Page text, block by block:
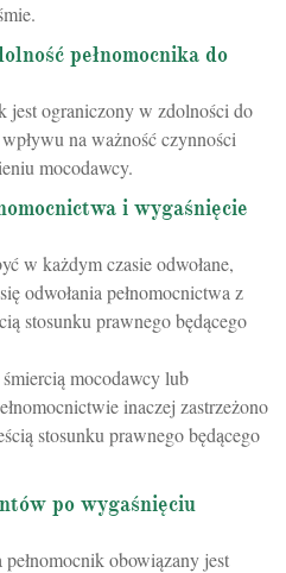
pełnomocnika do
jest ograniczony w zdolności do
na ważność czynności
mocodawcy.
i wygaśnięcie
w każdym czasie odwołane,
odwołania pełnomocnictwa z
stosunku prawnego będącego
mocodawcy lub
inaczej zastrzeżono
stosunku prawnego będącego
po wygaśnięciu
obowiązany jest